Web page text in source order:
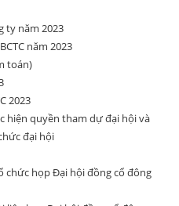
ty năm 2023
năm 2023
toán)
2023
hiện quyền tham dự đại hội và
đại hội
chức họp Đại hội đồng cổ đông